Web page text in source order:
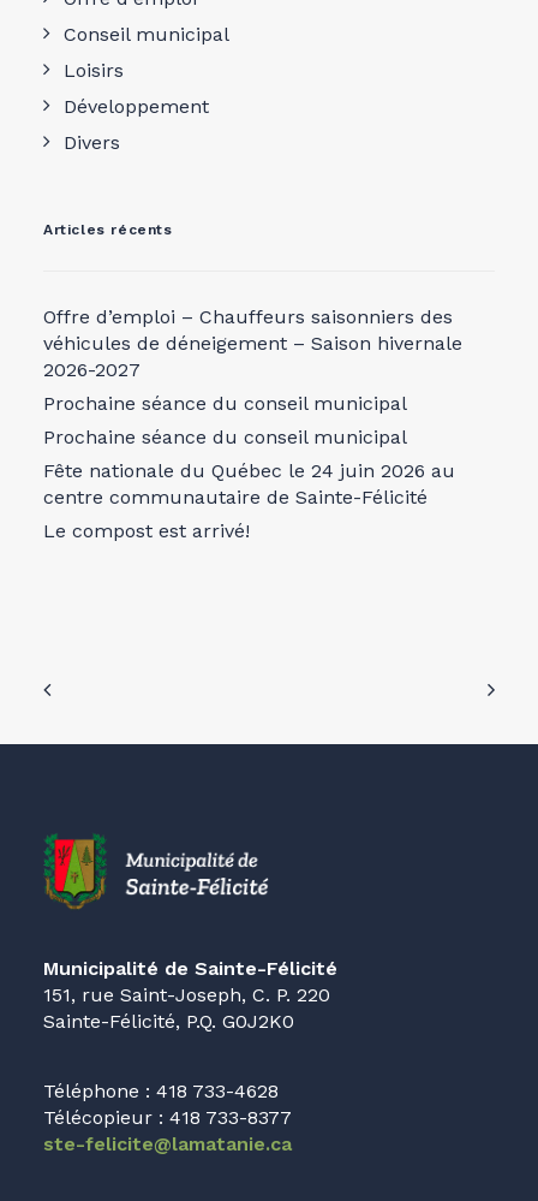
Conseil municipal
Loisirs
Développement
Divers
Articles récents
Offre d’emploi – Chauffeurs saisonniers des
véhicules de déneigement – Saison hivernale
2026-2027
Prochaine séance du conseil municipal
Prochaine séance du conseil municipal
Fête nationale du Québec le 24 juin 2026 au
centre communautaire de Sainte-Félicité
Le compost est arrivé!
Municipalité de Sainte-Félicité
151, rue Saint-Joseph, C. P. 220
Sainte-Félicité, P.Q. G0J2K0
Téléphone : 418 733-4628
Télécopieur : 418 733-8377
ste-felicite@lamatanie.ca